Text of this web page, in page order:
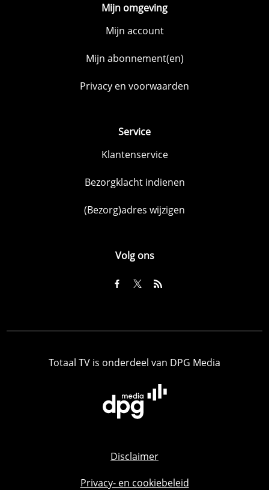
Mijn omgeving
Mijn account
Mijn abonnement(en)
Privacy en voorwaarden
Service
Klantenservice
Bezorgklacht indienen
(Bezorg)adres wijzigen
Volg ons
Totaal TV is onderdeel van DPG Media
Disclaimer
Privacy- en cookiebeleid